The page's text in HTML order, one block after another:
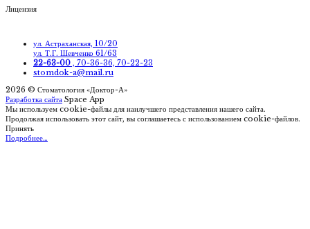
Лицензия
ул. Астраханская, 10/20
ул. Т.Г. Шевченко 61/63
22-63-00 , 70-36-36, 70-22-23
stomdok-a@mail.ru
2026 © Стоматология «Доктор-А»
Разработка сайта Space App
Мы используем cookie-файлы для наилучшего представления нашего сайта.
Продолжая использовать этот сайт, вы соглашаетесь с использованием cookie-файлов.
Принять
Подробнее…